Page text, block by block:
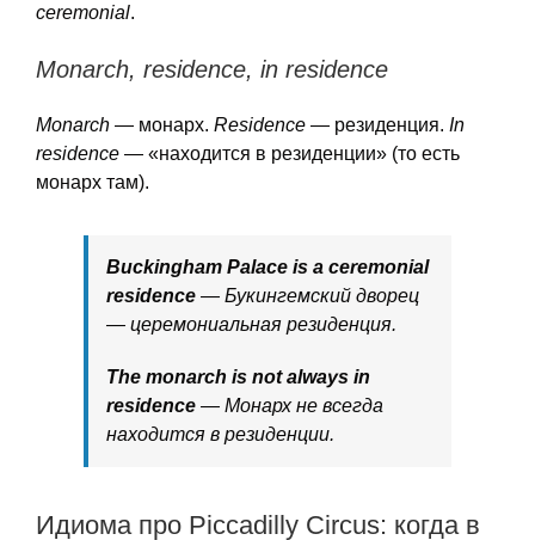
ceremonial.
Monarch, residence, in residence
Monarch — монарх. Residence — резиденция. In
residence — «находится в резиденции» (то есть
монарх там).
Buckingham Palace is a ceremonial
residence — Букингемский дворец
— церемониальная резиденция.
The monarch is not always in
residence — Монарх не всегда
находится в резиденции.
Идиома про Piccadilly Circus: когда в